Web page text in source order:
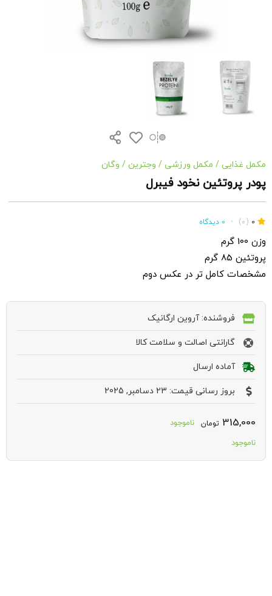
مکمل غذایی / مکمل ورزشی / وجترین / وگان
پودر پروتئین نخود فیبرل
0
(0)
• 0 دیدگاه
وزن 100 گرم
پروتئین 85 گرم
مشخصات کامل تر در عکس دوم
فروشنده: آروین ارگانیک
گارانتی اصالت و سلامت کالا
آماده ارسال
بروز رسانی قیمت: 23 دسامبر, 2025
315,000 تومان
ناموجود
ناموجود